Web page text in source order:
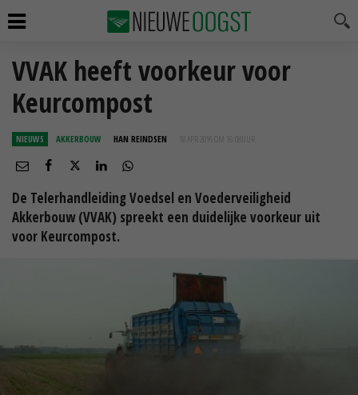
VVAK heeft voorkeur voor
Keurcompost
NIEUWS AKKERBOUW HAN REINDSEN 18 APR 2016 OM 16:08
De Telerhandleiding Voedsel en Voederveiligheid
Akkerbouw (VVAK) spreekt een duidelijke voorkeur uit
voor Keurcompost.